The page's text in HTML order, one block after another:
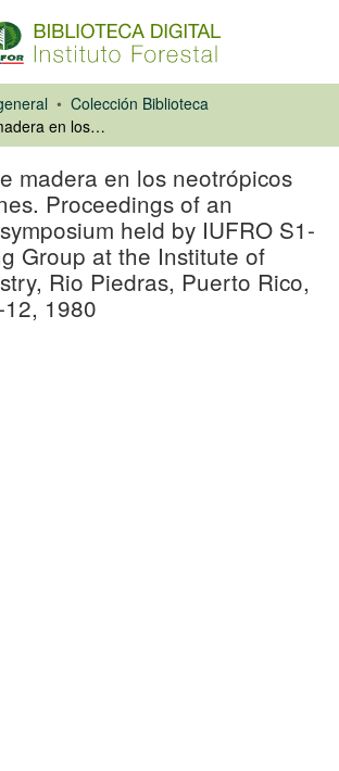
Colección Biblioteca
Producción de madera en los neotrópicos vía plantaciones. Proceedings of an international symposium held by IUFRO S1-07-09 Working Group at the Institute of Tropical Forestry, Rio Piedras, Puerto Rico, September 8-12, 1980
madera en los neotrópicos
Proceedings of an
held by IUFRO S1-
Group at the Institute of
Rio Piedras, Puerto Rico,
1980